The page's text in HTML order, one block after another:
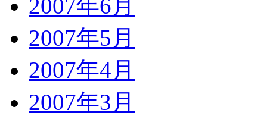
2007年6月
2007年5月
2007年4月
2007年3月